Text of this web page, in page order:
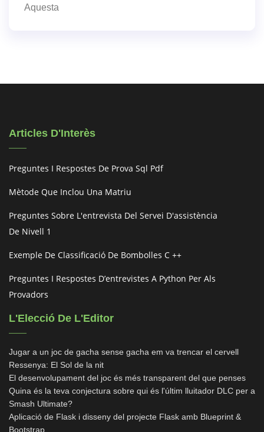
Aquesta
Articles D'Interès
Preguntes I Respostes De Prova Sql Pdf
Mètode Que Inclou Una Matriu
Preguntes Sobre L'entrevista Del Servei D'assistència
De Nivell 1
Exemple De Classificació De Bombolles C ++
Preguntes I Respostes D’entrevistes A Python Per Als
Provadors
L'Elecció De L'Editor
Jugar a un joc de gacha sense gacha em va trencar el cervell
Ressenya: El Sol de la nit
El desenvolupament del joc és més transparent del que penses
Quina és la teva conjectura sobre qui és l'últim lluitador DLC per a
Smash Ultimate?
Aplicació de Flask i disseny del projecte Flask amb Blueprint &
Bootstrap